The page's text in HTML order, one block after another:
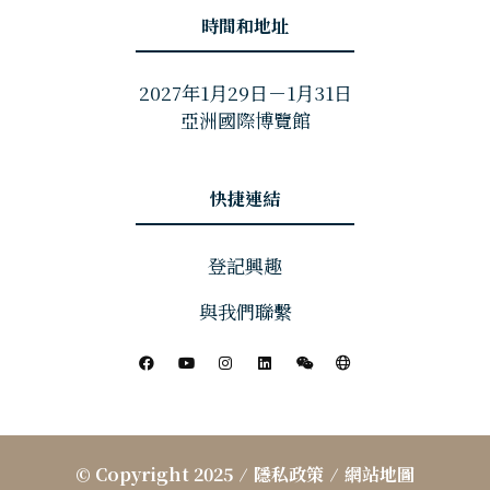
時間和地址
2027年1月29日－1月31日
亞洲國際博覽館
快捷連結
登記興趣
與我們聯繫
© Copyright 2025 隱私政策 網站地圖